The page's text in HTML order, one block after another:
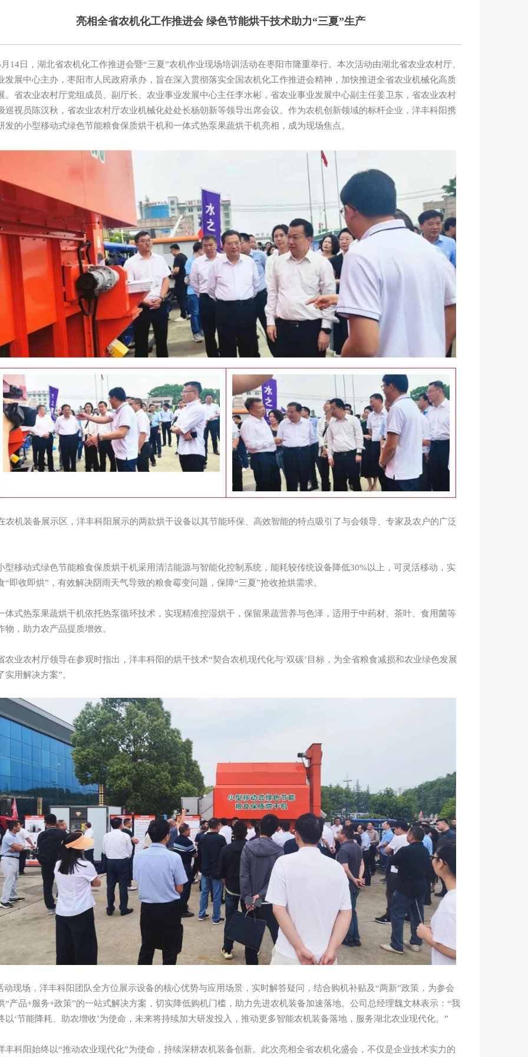
亮相全省农机化工作推进会 绿色节能烘干技术助力“三夏”生产
日，湖北省农机化工作推进会暨“三夏”农机作业现场培训活动在枣阳市隆重举行。本次活动由湖北省农业农村厅、
发展中心主办，枣阳市人民政府承办，旨在深入贯彻落实全国农机化工作推进会精神，加快推进全省农业机械化高质
。省农业农村厅党组成员、副厅长、农业事业发展中心主任李水彬，省农业事业发展中心副主任姜卫东，省农业农村
巡视员陈汉秋，省农业农村厅农业机械化处处长杨朝新等领导出席会议。作为农机创新领域的标杆企业，洋丰科阳携
发的小型移动式绿色节能粮食保质烘干机和一体式热泵果蔬烘干机亮相，成为现场焦点。
装备展示区，洋丰科阳展示的两款烘干设备以其节能环保、高效智能的特点吸引了与会领导、专家及农户的广泛
动式绿色节能粮食保质烘干机采用清洁能源与智能化控制系统，能耗较传统设备降低30%以上，可灵活移动，实
“即收即烘”，有效解决阴雨天气导致的粮食霉变问题，保障“三夏”抢收抢烘需求。
热泵果蔬烘干机依托热泵循环技术，实现精准控湿烘干，保留果蔬营养与色泽，适用于中药材、茶叶、食用菌等
物，助力农产品提质增效。
农村厅领导在参观时指出，洋丰科阳的烘干技术“契合农机现代化与‘双碳’目标，为全省粮食减损和农业绿色发展
实用解决方案”。
场，洋丰科阳团队全方位展示设备的核心优势与应用场景，实时解答疑问，结合购机补贴及“两新”政策，为参会
“产品+服务+政策”的一站式解决方案，切实降低购机门槛，助力先进农机装备加速落地。公司总经理魏文林表示：“我
以‘节能降耗、助农增收’为使命，未来将持续加大研发投入，推动更多智能农机装备落地，服务湖北农业现代化。”
阳始终以“推动农业现代化”为使命，持续深耕农机装备创新。此次亮相全省农机化盛会，不仅是企业技术实力的